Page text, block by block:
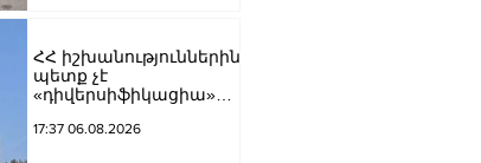
ՀՀ իշխանություններին
պետք չէ
«դիվերսիֆիկացիա»
շրջադարձը դեպի ՌԴ-
17:37 06.08.2026